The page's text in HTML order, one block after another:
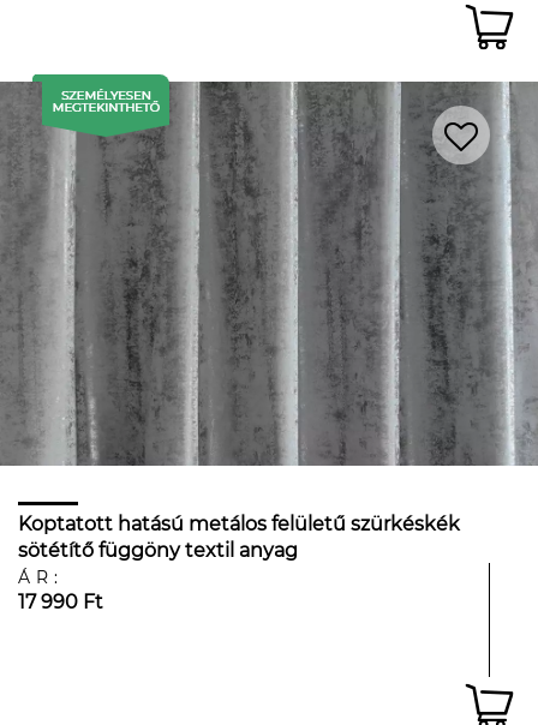
Koptatott hatású metálos felületű szürkéskék
sötétítő függöny textil anyag
ÁR:
17 990 Ft